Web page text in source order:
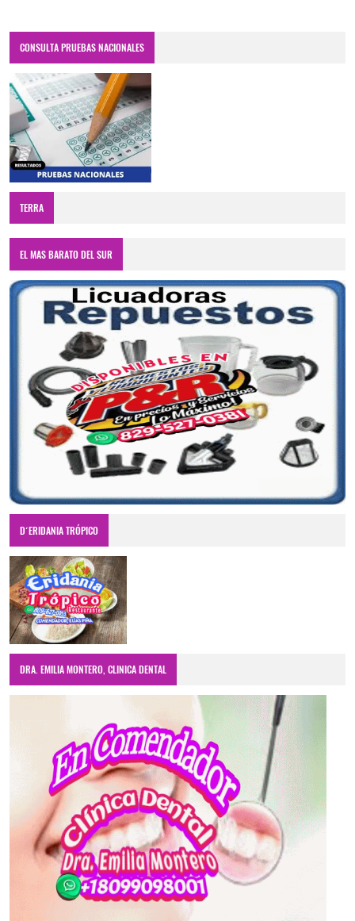
CONSULTA PRUEBAS NACIONALES
TERRA
EL MAS BARATO DEL SUR
D´ERIDANIA TRÓPICO
DRA. EMILIA MONTERO, CLINICA DENTAL